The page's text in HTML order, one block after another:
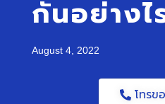
กันอย่างไ
August 4, 2022
โทรข